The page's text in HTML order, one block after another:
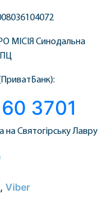
МІСІЯ Синодальна
3701
на Святогірську Лавру
, Viber